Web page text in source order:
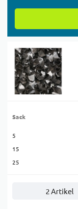
Sack
5
15
25
2 Artikel